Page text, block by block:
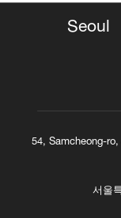
Seoul
54, Samcheong-
서울